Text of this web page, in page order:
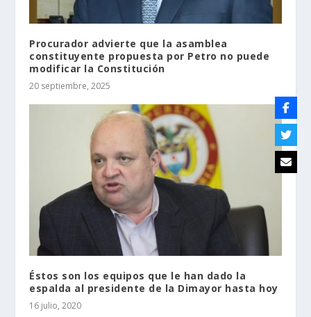
Procurador advierte que la asamblea
constituyente propuesta por Petro no puede
modificar la Constitución
20 septiembre, 2025
Éstos son los equipos que le han dado la
espalda al presidente de la Dimayor hasta hoy
16 julio, 2020